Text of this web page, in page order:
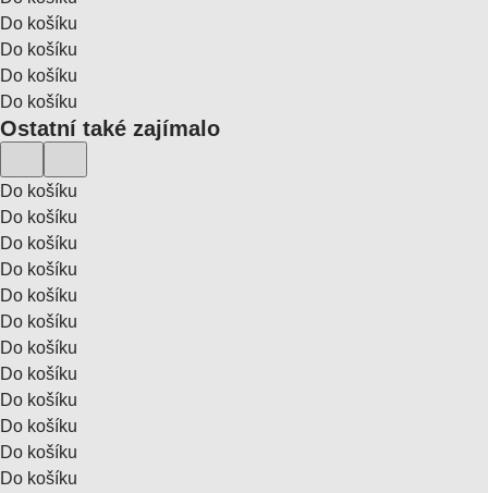
Do košíku
Do košíku
Do košíku
Do košíku
Ostatní také zajímalo
Do košíku
Do košíku
Do košíku
Do košíku
Do košíku
Do košíku
Do košíku
Do košíku
Do košíku
Do košíku
Do košíku
Do košíku